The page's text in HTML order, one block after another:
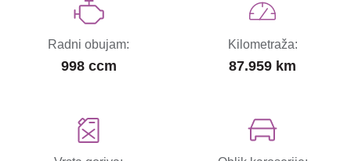
Radni obujam:
998 ccm
Kilometraža:
87.959 km